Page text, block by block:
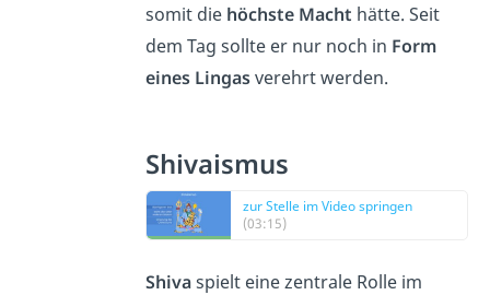
somit die höchste Macht hätte. Seit
dem Tag sollte er nur noch in Form
eines Lingasverehrt werden.
Shivaismus
zur Stelle im Video springen
(03:15)
Shivaspielt eine zentrale Rolle im